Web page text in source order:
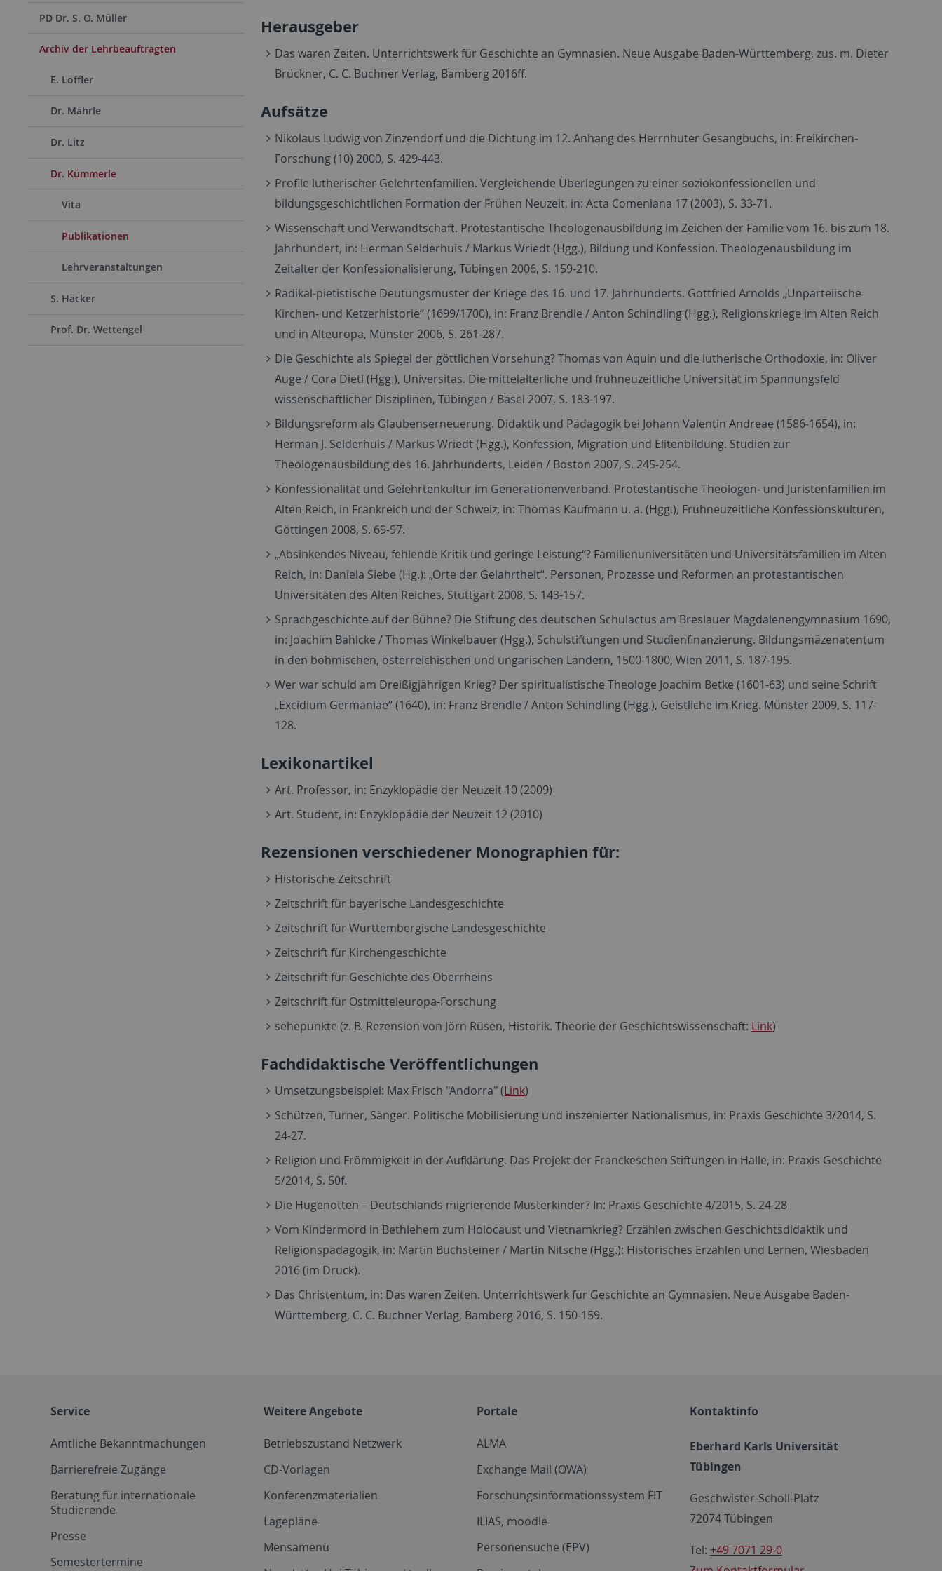
PD Dr. S. O. Müller
Archiv der Lehrbeauftragten
E. Löffler
Dr. Mährle
Dr. Litz
Dr. Kümmerle
Vita
Publikationen
Lehrveranstaltungen
S. Häcker
Prof. Dr. Wettengel
Herausgeber
Das waren Zeiten. Unterrichtswerk für Geschichte an Gymnasien. Neue Ausgabe Baden-Württemberg, zus. m. Dieter
Brückner, C. C. Buchner Verlag, Bamberg 2016ff.
Aufsätze
Nikolaus Ludwig von Zinzendorf und die Dichtung im 12. Anhang des Herrnhuter Gesangbuchs, in: Freikirchen-
Forschung (10) 2000, S. 429-443.
Profile lutherischer Gelehrtenfamilien. Vergleichende Überlegungen zu einer soziokonfessionellen und
bildungsgeschichtlichen Formation der Frühen Neuzeit, in: Acta Comeniana 17 (2003), S. 33-71.
Wissenschaft und Verwandtschaft. Protestantische Theologenausbildung im Zeichen der Familie vom 16. bis zum 18.
Jahrhundert, in: Herman Selderhuis / Markus Wriedt (Hgg.), Bildung und Konfession. Theologenausbildung im
Zeitalter der Konfessionalisierung, Tübingen 2006, S. 159-210.
Radikal-pietistische Deutungsmuster der Kriege des 16. und 17. Jahrhunderts. Gottfried Arnolds „Unparteiische
Kirchen- und Ketzerhistorie“ (1699/1700), in: Franz Brendle / Anton Schindling (Hgg.), Religionskriege im Alten Reich
und in Alteuropa, Münster 2006, S. 261-287.
Die Geschichte als Spiegel der göttlichen Vorsehung? Thomas von Aquin und die lutherische Orthodoxie, in: Oliver
Auge / Cora Dietl (Hgg.), Universitas. Die mittelalterliche und frühneuzeitliche Universität im Spannungsfeld
wissenschaftlicher Disziplinen, Tübingen / Basel 2007, S. 183-197.
Bildungsreform als Glaubenserneuerung. Didaktik und Pädagogik bei Johann Valentin Andreae (1586-1654), in:
Herman J. Selderhuis / Markus Wriedt (Hgg.), Konfession, Migration und Elitenbildung. Studien zur
Theologenausbildung des 16. Jahrhunderts, Leiden / Boston 2007, S. 245-254.
Konfessionalität und Gelehrtenkultur im Generationenverband. Protestantische Theologen- und Juristenfamilien im
Alten Reich, in Frankreich und der Schweiz, in: Thomas Kaufmann u. a. (Hgg.), Frühneuzeitliche Konfessionskulturen,
Göttingen 2008, S. 69-97.
„Absinkendes Niveau, fehlende Kritik und geringe Leistung“? Familienuniversitäten und Universitätsfamilien im Alten
Reich, in: Daniela Siebe (Hg.): „Orte der Gelahrtheit“. Personen, Prozesse und Reformen an protestantischen
Universitäten des Alten Reiches, Stuttgart 2008, S. 143-157.
Sprachgeschichte auf der Bühne? Die Stiftung des deutschen Schulactus am Breslauer Magdalenengymnasium 1690,
in: Joachim Bahlcke / Thomas Winkelbauer (Hgg.), Schulstiftungen und Studienfinanzierung. Bildungsmäzenatentum
in den böhmischen, österreichischen und ungarischen Ländern, 1500-1800, Wien 2011, S. 187-195.
Wer war schuld am Dreißigjährigen Krieg? Der spiritualistische Theologe Joachim Betke (1601-63) und seine Schrift
„Excidium Germaniae“ (1640), in: Franz Brendle / Anton Schindling (Hgg.), Geistliche im Krieg. Münster 2009, S. 117-
128.
Lexikonartikel
Art. Professor, in: Enzyklopädie der Neuzeit 10 (2009)
Art. Student, in: Enzyklopädie der Neuzeit 12 (2010)
Rezensionen verschiedener Monographien für:
Historische Zeitschrift
Zeitschrift für bayerische Landesgeschichte
Zeitschrift für Württembergische Landesgeschichte
Zeitschrift für Kirchengeschichte
Zeitschrift für Geschichte des Oberrheins
Zeitschrift für Ostmitteleuropa-Forschung
sehepunkte (z. B. Rezension von Jörn Rüsen, Historik. Theorie der Geschichtswissenschaft: Link)
Fachdidaktische Veröffentlichungen
Umsetzungsbeispiel: Max Frisch "Andorra" (Link)
Schützen, Turner, Sänger. Politische Mobilisierung und inszenierter Nationalismus, in: Praxis Geschichte 3/2014, S.
24-27.
Religion und Frömmigkeit in der Aufklärung. Das Projekt der Franckeschen Stiftungen in Halle, in: Praxis Geschichte
5/2014, S. 50f.
Die Hugenotten – Deutschlands migrierende Musterkinder? In: Praxis Geschichte 4/2015, S. 24-28
Vom Kindermord in Bethlehem zum Holocaust und Vietnamkrieg? Erzählen zwischen Geschichtsdidaktik und
Religionspädagogik, in: Martin Buchsteiner / Martin Nitsche (Hgg.): Historisches Erzählen und Lernen, Wiesbaden
2016 (im Druck).
Das Christentum, in: Das waren Zeiten. Unterrichtswerk für Geschichte an Gymnasien. Neue Ausgabe Baden-
Württemberg, C. C. Buchner Verlag, Bamberg 2016, S. 150-159.
Service
Amtliche Bekanntmachungen
Barrierefreie Zugänge
Beratung für internationale
Studierende
Presse
Semestertermine
Weitere Angebote
Betriebszustand Netzwerk
CD-Vorlagen
Konferenzmaterialien
Lagepläne
Mensamenü
Portale
ALMA
Exchange Mail (OWA)
Forschungsinformationssystem FIT
ILIAS, moodle
Personensuche (EPV)
Kontaktinfo
Eberhard Karls Universität
Tübingen
Geschwister-Scholl-Platz
72074 Tübingen
Tel: +49 7071 29-0